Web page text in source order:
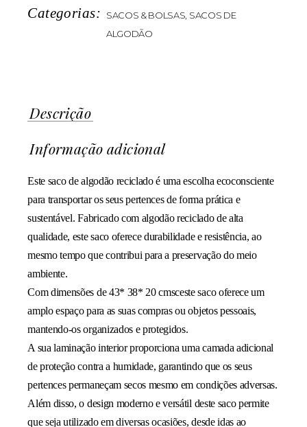
Categorias: SACOS & BOLSAS, SACOS DE
ALGODÃO
Descrição
Informação adicional
Este saco de algodão reciclado é uma escolha ecoconsciente
para transportar os seus pertences de forma prática e
sustentável. Fabricado com algodão reciclado de alta
qualidade, este saco oferece durabilidade e resistência, ao
mesmo tempo que contribui para a preservação do meio
ambiente.
Com dimensões de 43* 38* 20 cmsceste saco oferece um
amplo espaço para as suas compras ou objetos pessoais,
mantendo-os organizados e protegidos.
A sua laminação interior proporciona uma camada adicional
de proteção contra a humidade, garantindo que os seus
pertences permaneçam secos mesmo em condições adversas.
Além disso, o design moderno e versátil deste saco permite
que seja utilizado em diversas ocasiões, desde idas ao